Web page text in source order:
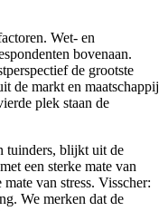
Wet- en
bovenaan.
de grootste
de markt en maatschappij
plek staan de
tuinders, blijkt uit de
een sterke mate van
van stress. Visscher:
We merken dat de